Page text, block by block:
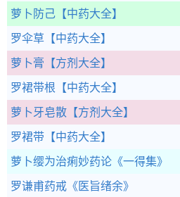
萝卜防己 【中药大全】
罗伞草 【中药大全】
萝卜膏 【方剂大全】
罗裙带根 【中药大全】
萝卜牙皂散 【方剂大全】
罗裙带 【中药大全】
萝卜缨为治痢妙药论 《一得集》
罗谦甫药戒 《医旨绪余》